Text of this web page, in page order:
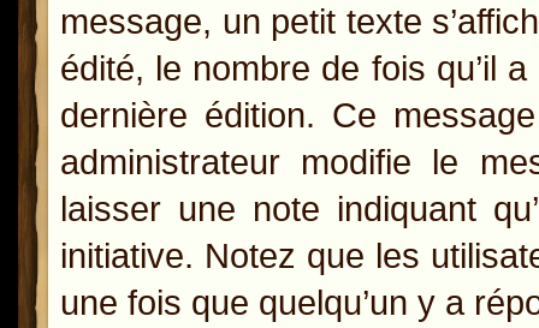
message, un petit texte
édité, le nombre de fois qu’il
dernière édition. Ce
administrateur modifie le
laisser une note indiquant
initiative. Notez que les
une fois que quelqu’un y a